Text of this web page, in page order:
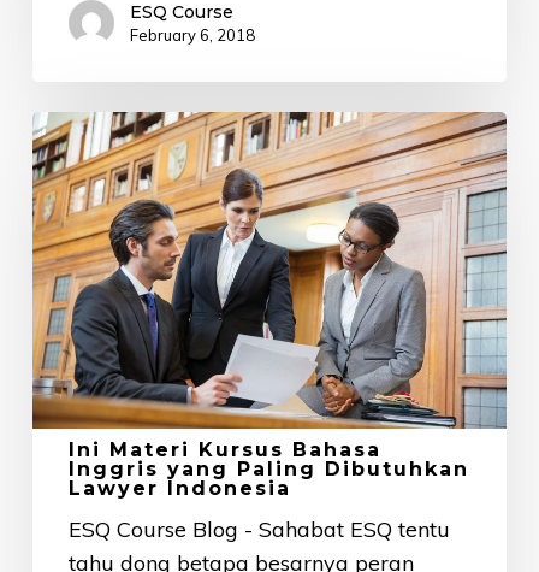
ESQ Course
February 6, 2018
Ini
Materi
Kursus
Bahasa
Inggris
yang
Paling
Dibutuhkan
Lawyer
Indonesia
Ini Materi Kursus Bahasa
Inggris yang Paling Dibutuhkan
Lawyer Indonesia
ESQ Course Blog - Sahabat ESQ tentu
tahu dong betapa besarnya peran